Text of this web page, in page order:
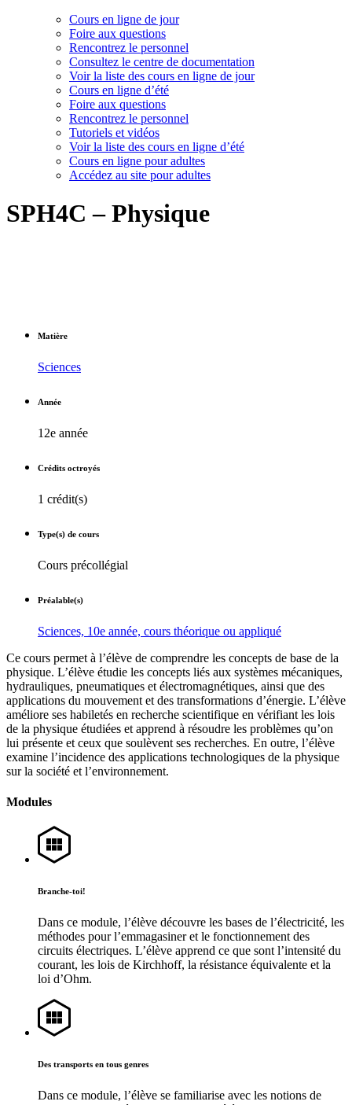
Cours en ligne de jour
Foire aux questions
Rencontrez le personnel
Consultez le centre de documentation
Voir la liste des cours en ligne de jour
Cours en ligne d’été
Foire aux questions
Rencontrez le personnel
Tutoriels et vidéos
Voir la liste des cours en ligne d’été
Cours en ligne pour adultes
Accédez au site pour adultes
SPH4C – Physique
Matière
Sciences
Année
12e année
Crédits octroyés
1 crédit(s)
Type(s) de cours
Cours précollégial
Préalable(s)
Sciences, 10e année, cours théorique ou appliqué
Ce cours permet à l’élève de comprendre les concepts de base de la
physique. L’élève étudie les concepts liés aux systèmes mécaniques,
hydrauliques, pneumatiques et électromagnétiques, ainsi que des
applications du mouvement et des transformations d’énergie. L’élève
améliore ses habiletés en recherche scientifique en vérifiant les lois
de la physique étudiées et apprend à résoudre les problèmes qu’on
lui présente et ceux que soulèvent ses recherches. En outre, l’élève
examine l’incidence des applications technologiques de la physique
sur la société et l’environnement.
Modules
Branche-toi!
Dans ce module, l’élève découvre les bases de l’électricité, les
méthodes pour l’emmagasiner et le fonctionnement des
circuits électriques. L’élève apprend ce que sont l’intensité du
courant, les lois de Kirchhoff, la résistance équivalente et la
loi d’Ohm.
Des transports en tous genres
Dans ce module, l’élève se familiarise avec les notions de